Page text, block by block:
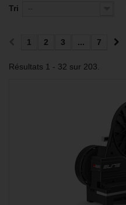
Tri --
1 2 3 ... 7
Résultats 1 - 32 sur 203.